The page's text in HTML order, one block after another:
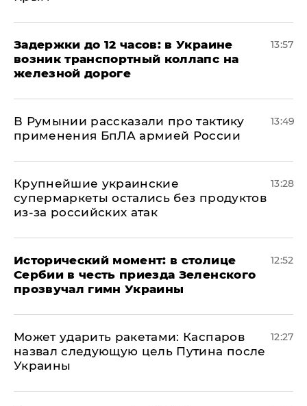
Задержки до 12 часов: в Украине
возник транспортный коллапс на
железной дороге
13:57
В Румынии рассказали про тактику
применения БпЛА армией России
13:49
Крупнейшие украинские
супермаркеты остались без продуктов
из-за российских атак
13:28
Исторический момент: в столице
Сербии в честь приезда Зеленского
прозвучал гимн Украины
12:52
Может ударить ракетами: Каспаров
назвал следующую цель Путина после
Украины
12:27